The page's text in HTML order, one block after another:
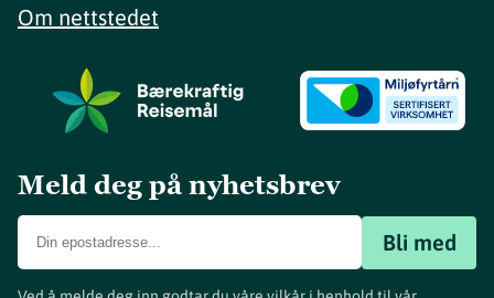
Om nettstedet
Meld deg på nyhetsbrev
Bli med